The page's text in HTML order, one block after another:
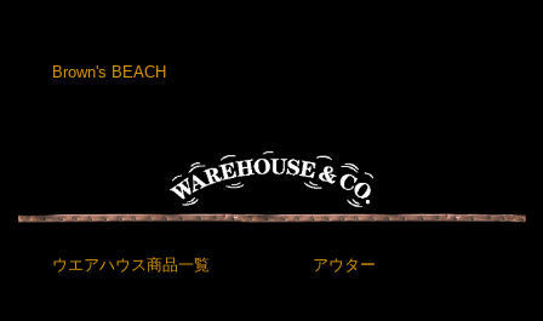
Brown's BEACH
ウエアハウス商品一覧 アウター